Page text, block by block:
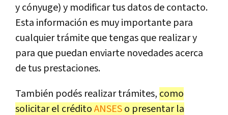
y cónyuge) y modificar tus datos de contacto.
Esta información es muy importante para
cualquier trámite que tengas que realizar y
para que puedan enviarte novedades acerca
de tus prestaciones.
También podés realizar trámites, como
solicitar el créditoANSESo presentar la